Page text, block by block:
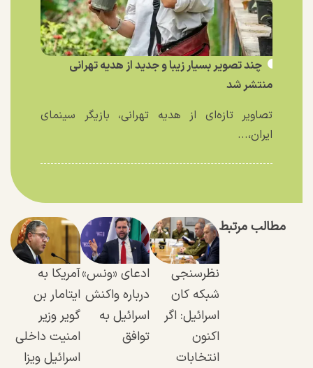
چند تصویر بسیار زیبا و جدید از هدیه تهرانی
منتشر شد
تصاویر تازه‌ای از هدیه تهرانی، بازیگر سینمای
ایران،...
مطالب مرتبط
نظرسنجی
شبکه کان
اسرائیل: اگر
اکنون
انتخابات
ادعای «ونس»
درباره واکنش
اسرائیل به
توافق
آمریکا به
ایتامار بن
گویر وزیر
امنیت داخلی
اسرائیل ویزا